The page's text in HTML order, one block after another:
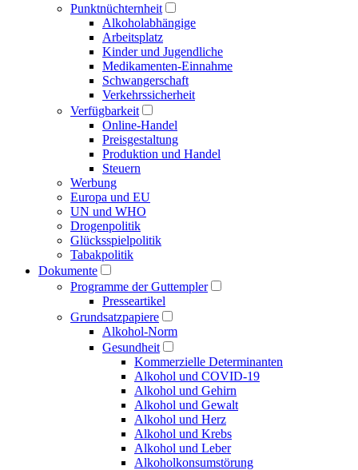
Punktnüchternheit
Alkoholabhängige
Arbeitsplatz
Kinder und Jugendliche
Medikamenten-Einnahme
Schwangerschaft
Verkehrssicherheit
Verfügbarkeit
Online-Handel
Preisgestaltung
Produktion und Handel
Steuern
Werbung
Europa und EU
UN und WHO
Drogenpolitik
Glücksspielpolitik
Tabakpolitik
Dokumente
Programme der Guttempler
Presse­artikel
Grundsatzpapiere
Alkohol-Norm
Gesundheit
Kommerzielle Determinanten
Alkohol und COVID-19
Alkohol und Gehirn
Alkohol und Gewalt
Alkohol und Herz
Alkohol und Krebs
Alkohol und Leber
Alkoholkonsumstörung